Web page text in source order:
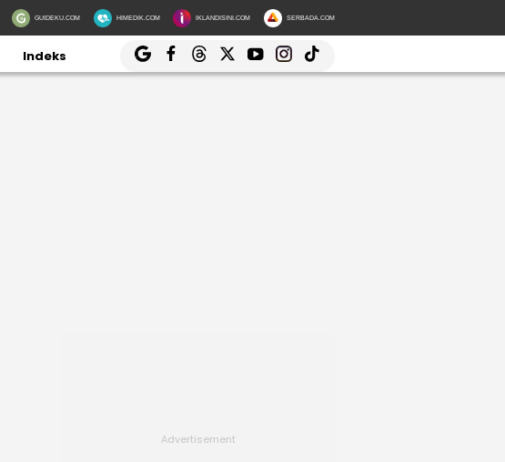
GUIDEKU.COM HIMEDIK.COM IKLANDISINI.COM SERBADA.COM
Indeks